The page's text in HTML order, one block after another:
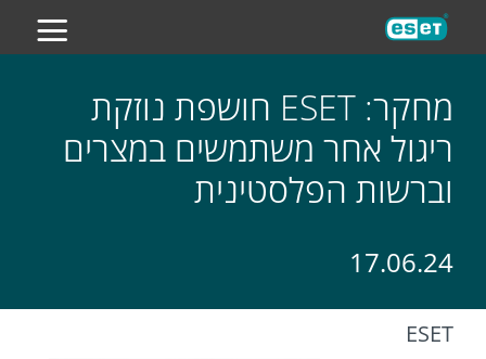
מחקר: ESET חושפת נוזקת
ריגול אחר משתמשים במצרים
וברשות הפלסטינית
17.06.24
ESET